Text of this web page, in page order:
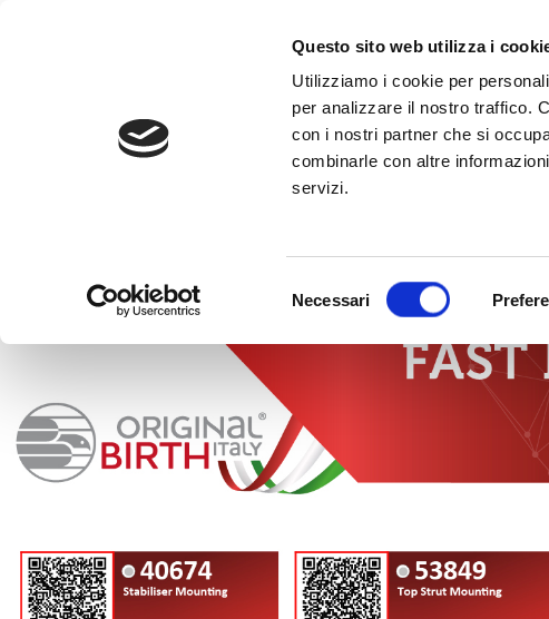
Questo sito web utilizza i
Utilizziamo i cookie per
per analizzare il nostro traffico.
con i nostri partner che si
combinarle con altre
servizi.
del
Necessari